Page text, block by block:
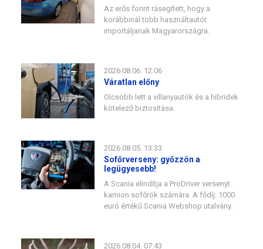
Az erős forint rásegített, hogy a
korábbinál több használtautót
importáljanak Magyarországra.
2026.08.06. 12:06
Váratlan előny
Olcsóbb lett a villanyautók és a hibridek
kötelező biztosítása.
2026.08.05. 13:33
Sofőrverseny: győzzön a
legügyesebb!
A Scania elindítja a ProDriver versenyt
kamion sofőrök számára. A fődíj: 1000
euró értékű Scania Webshop utalvány.
2026.08.04. 07:43